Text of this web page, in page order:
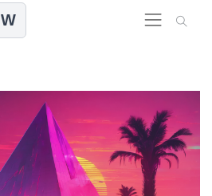
W